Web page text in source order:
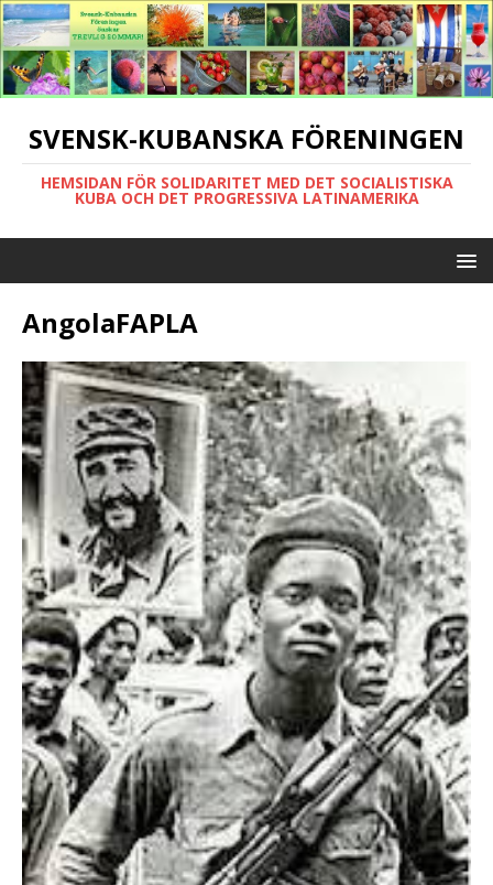
SVENSK-KUBANSKA FÖRENINGEN
HEMSIDAN FÖR SOLIDARITET MED DET SOCIALISTISKA
KUBA OCH DET PROGRESSIVA LATINAMERIKA
AngolaFAPLA